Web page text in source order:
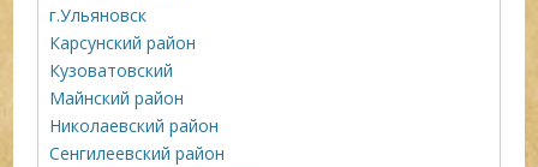
г.Ульяновск
Карсунский район
Кузоватовский
Майнский район
Николаевский район
Сенгилеевский район